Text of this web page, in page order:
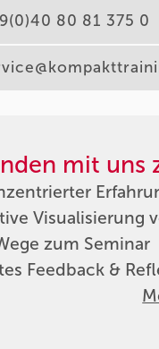
80 81 375 0
mit uns
Visualisierung
zum Seminar
Feedback &